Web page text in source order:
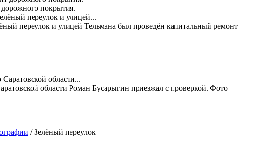
покрытия.
переулок и улицей Тельмана был проведён капитальный ремонт
области Роман Бусарыгин приезжал с проверкой. Фото
/ Зелёный переулок